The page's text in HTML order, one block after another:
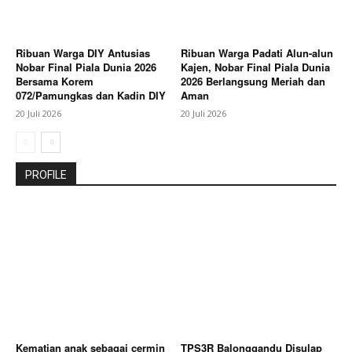
Ribuan Warga DIY Antusias
Nobar Final Piala Dunia 2026
Bersama Korem
072/Pamungkas dan Kadin DIY
20 Juli 2026
Ribuan Warga Padati Alun-alun
Kajen, Nobar Final Piala Dunia
2026 Berlangsung Meriah dan
Aman
20 Juli 2026
PROFILE
Kematian anak sebagai cermin
TPS3R Balonggandu Disulap